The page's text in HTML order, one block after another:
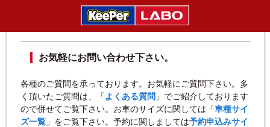
お問い合わせ
お気軽にお問い合わせ下さい。
各種のご質問を承っております。お気軽にご質問下さい。多
く頂いたご質問は、「 よくある質問 」でご紹介しております
ので併せてご覧下さい。お車のサイズに関しては「車種サイ
ズ一覧」をご覧下さい。 予約に関しましては予約申込みサイ